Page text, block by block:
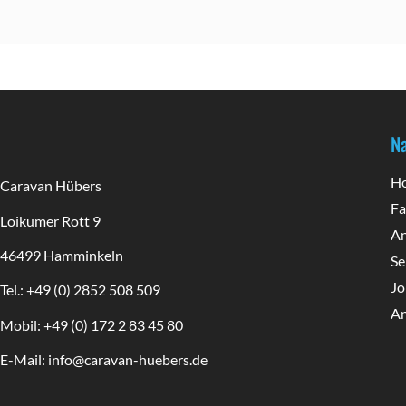
versucht uns was zu verkaufen (das haben
Caravan Hübers
Loikumer Rott 9
46499 Hamminkeln
Tel.: +49 (0) 2852 508 509
Mobil: +49 (0) 172 2 83 45 80
E-Mail: info@caravan-huebers.de